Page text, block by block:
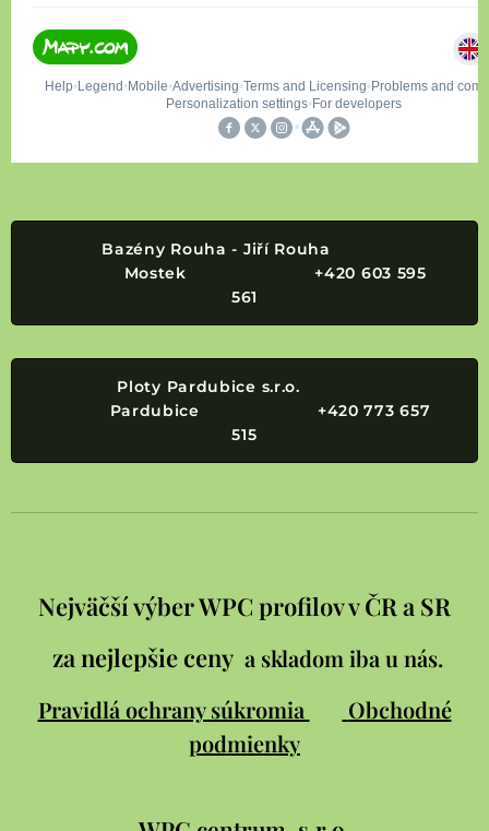
Bazény Rouha - Jiří Rouha
Mostek +420 603 595
561
Ploty Pardubice s.r.o.
Pardubice +420 773 657
515
Nejväčší výber WPC profilov v ČR a SR
za nejlepšie ceny a skladom iba u nás.
Pravidlá ochrany súkromia
Obchodné
podmienky